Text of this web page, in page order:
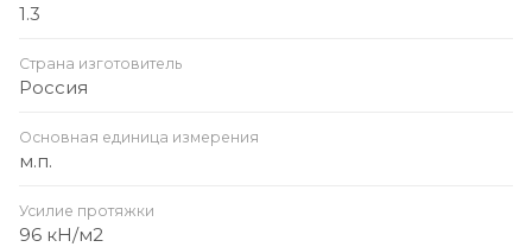
1.3
Страна изготовитель
Россия
Основная единица измерения
м.п.
Усилие протяжки
96 кН/м2